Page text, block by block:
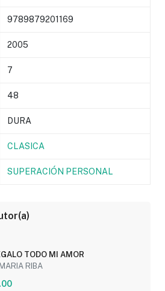
9789879201169
2005
7
48
DURA
CLASICA
SUPERACIÓN PERSONAL
TODO MI AMOR
RIBA